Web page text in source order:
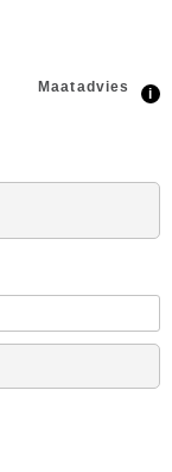
Maatadvies i